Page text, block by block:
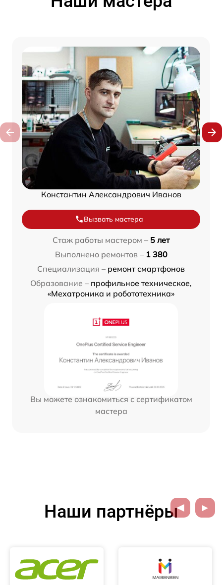
Константин Александрович Иванов
Вызвать мастера
Стаж работы мастером – 5 лет
Выполнено ремонтов – 1 380
Специализация – ремонт смартфонов
Образование – профильное техническое,
«Мехатроника и робототехника»
Вы можете ознакомиться с сертификатом
мастера
Наши партнёры